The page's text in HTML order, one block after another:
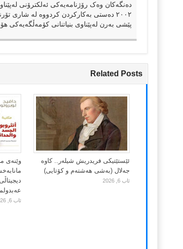
٢٠٠٢ دەستی بەکارکردن کردووە لە شاری
پێشی بەرن لەپێناوی بنیاتنانی کۆمەڵگەیەکی
Related Posts
ئێستێتیکی فریدریش شیلەر.. کاوە
جەلال (بەشی هەشتەم و کۆتایی)
ئاب 6, 2026
وێنەی
ئاب 6, 2026